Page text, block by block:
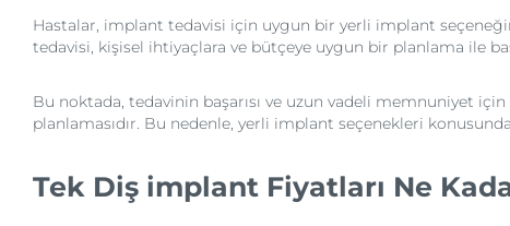
Hastalar, implant tedavisi için uygun bir yerli implant
tedavisi, kişisel ihtiyaçlara ve bütçeye uygun bir planlama ile
Bu noktada, tedavinin başarısı ve uzun vadeli memnuniyet
planlamasıdır. Bu nedenle, yerli implant seçenekleri
Tek Diş implant Fiyatları Ne